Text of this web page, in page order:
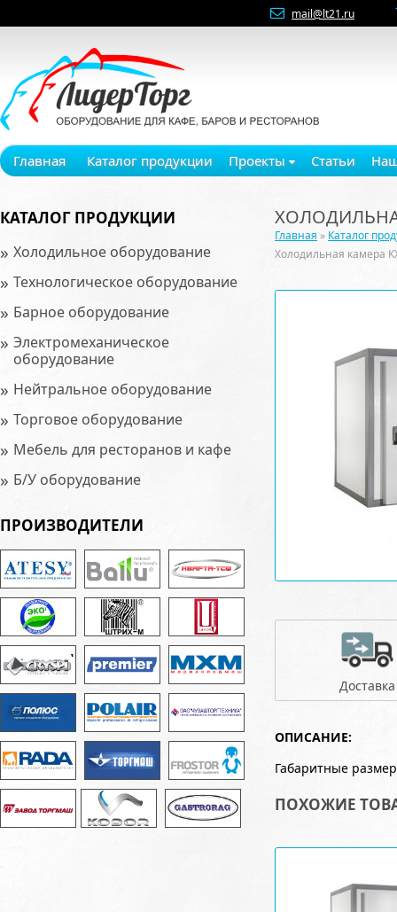
mail@lt21.ru
Главная Каталог продукции Проекты Статьи
КАТАЛОГ ПРОДУКЦИИ
» Холодильное оборудование
» Технологическое оборудование
» Барное оборудование
» Электромеханическое
оборудование
» Нейтральное оборудование
» Торговое оборудование
» Мебель для ресторанов и кафе
» Б/У оборудование
ПРОИЗВОДИТЕЛИ
Главная » Каталог
Холодильная камера
Доставка
ОПИСАНИЕ:
Габаритные
ПОХОЖИЕ